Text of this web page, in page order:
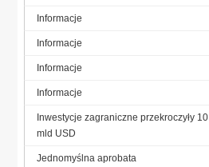
Informacje
Informacje
Informacje
Informacje
Inwestycje zagraniczne przekroczyły 10
mld USD
Jednomyślna aprobata